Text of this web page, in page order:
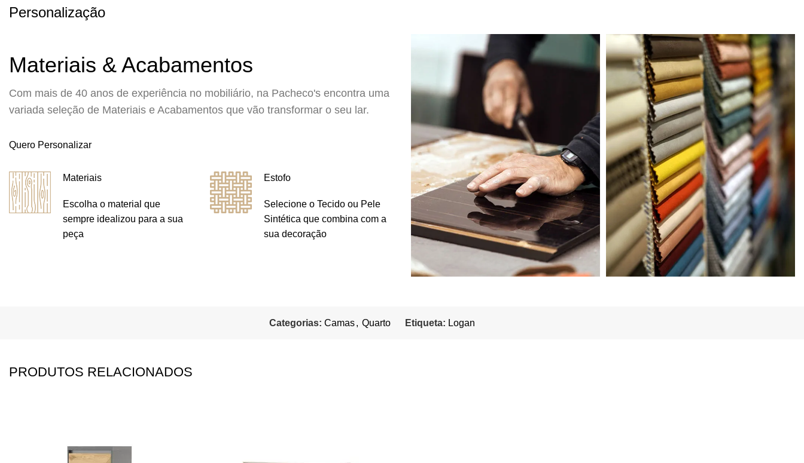
Personalização
Materiais & Acabamentos
Com mais de 40 anos de experiência no mobiliário, na Pacheco's encontra uma
variada seleção de Materiais e Acabamentos que vão transformar o seu lar.
Quero Personalizar
Materiais
Escolha o material que
sempre idealizou para a sua
peça
Estofo
Selecione o Tecido ou Pele
Sintética que combina com a
sua decoração
Categorias: Camas , Quarto Etiqueta: Logan
PRODUTOS RELACIONADOS